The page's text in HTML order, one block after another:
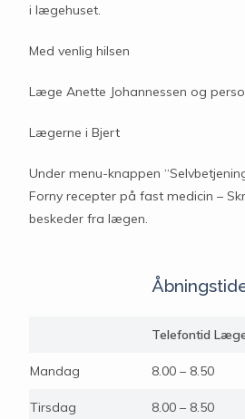
i lægehuset.
Med venlig hilsen
Læge Anette Johannessen og
Lægerne i Bjert
Under menu-knappen
Forny recepter på fast medicin –
beskeder fra lægen.
Telefontid
Mandag 8.00 – 8.50
Tirsdag 8.00 – 8.50